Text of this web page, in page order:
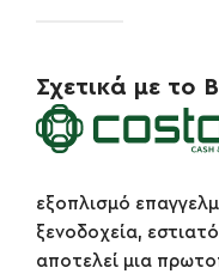
Σχετικά με το
εξοπλισμό
ξενοδοχεία,
αποτελεί μια